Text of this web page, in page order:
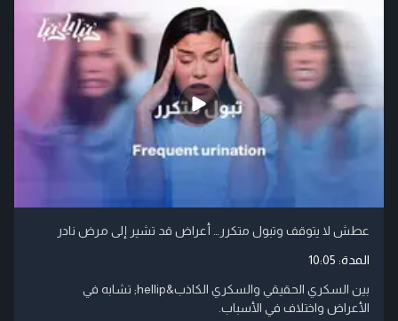
عطش لا يتوقف وتبول متكرر… أعراض قد تشير إلى مرض نادر
المدة: 10:05
بين السكري الحقيقي والسكري الكاذب&hellip; تشابه في
الأعراض واختلاف في الأسباب.